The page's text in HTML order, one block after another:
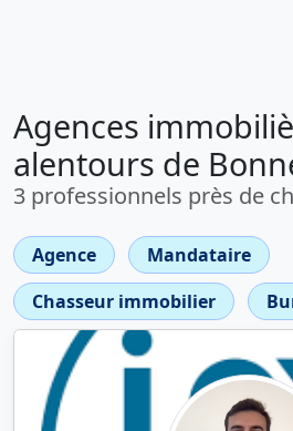
Agences
alentours de
3 professionnels près de
Agence
Mandataire
Chasseur immobilier